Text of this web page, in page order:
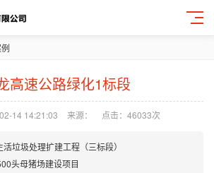
高速公路绿化1标段
14 14:21:03 来源： 点击：46033次
垃圾处理扩建工程（三标段）
头母猪场建设项目